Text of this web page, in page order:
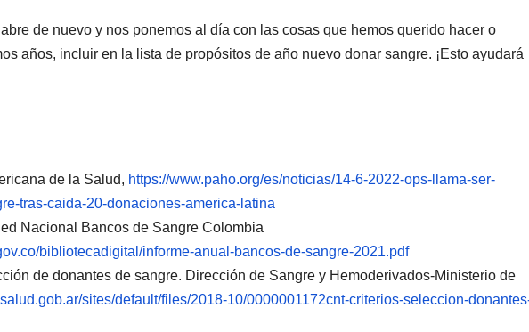
de nuevo y nos ponemos al día con las cosas que hemos querido hacer o
años, incluir en la lista de propósitos de año nuevo donar sangre. ¡Esto ayudará
de la Salud, https://www.paho.org/es/noticias/14-6-2022-ops-llama-ser-
tras-caida-20-donaciones-america-latina
Nacional Bancos de Sangre Colombia
bibliotecadigital/informe-anual-bancos-de-sangre-2021.pdf
de donantes de sangre. Dirección de Sangre y Hemoderivados-Ministerio de
sites/default/files/2018-10/0000001172cnt-criterios-seleccion-